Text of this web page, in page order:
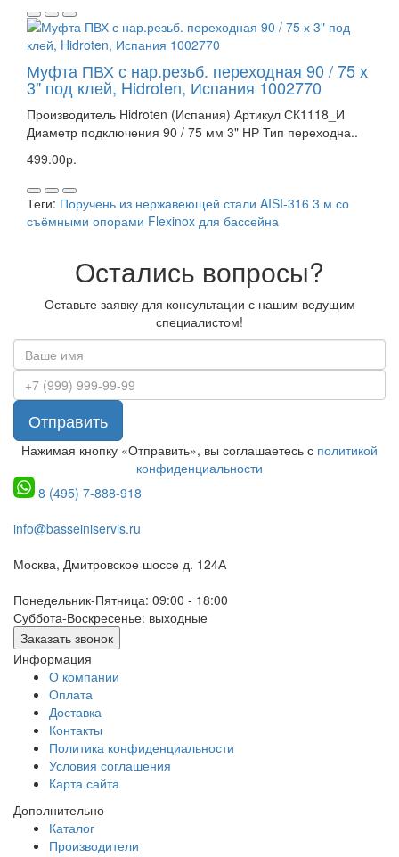
Муфта ПВХ с нар.резьб. переходная 90 / 75 х
3" под клей, Hidroten, Испания 1002770
Производитель Hidroten (Испания) Артикул СК1118_И
Диаметр подключения 90 / 75 мм 3" НР Тип переходна..
499.00р.
Теги: Поручень из нержавеющей стали AISI-316 3 м со
съёмными опорами Flexinox для бассейна
Остались вопросы?
Оставьте заявку для консультации с нашим ведущим
специалистом!
Отправить
Нажимая кнопку «Отправить», вы соглашаетесь с политикой
конфиденциальности
8 (495) 7-888-918
info@basseiniservis.ru
Москва, Дмитровское шоссе д. 124А
Понедельник-Пятница: 09:00 - 18:00
Суббота-Воскресенье: выходные
Заказать звонок
Информация
О компании
Оплата
Доставка
Контакты
Политика конфиденциальности
Условия соглашения
Карта сайта
Дополнительно
Каталог
Производители